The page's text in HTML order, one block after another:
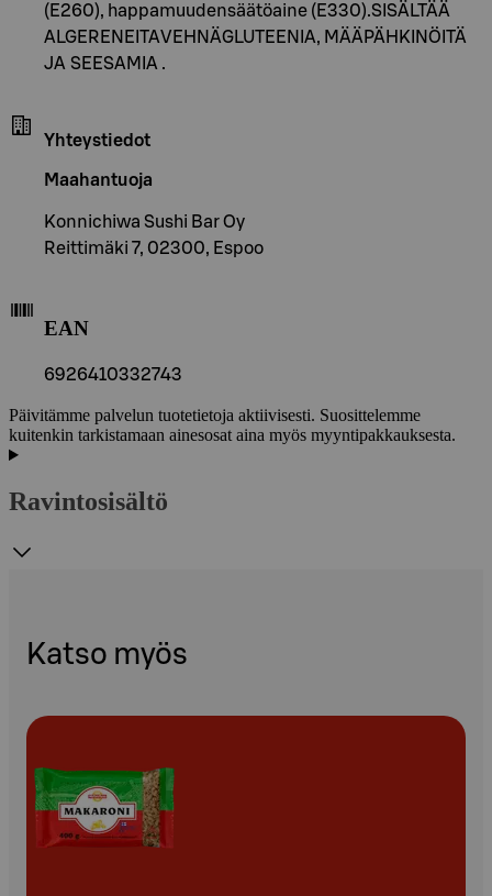
(E260), happamuudensäätöaine (E330).SISÄLTÄÄ
ALGERENEITAVEHNÄGLUTEENIA, MÄÄPÄHKINÖITÄ
JA SEESAMIA .
Yhteystiedot
Maahantuoja
Konnichiwa Sushi Bar Oy
Reittimäki 7, 02300, Espoo
EAN
6926410332743
Päivitämme palvelun tuotetietoja aktiivisesti. Suosittelemme
kuitenkin tarkistamaan ainesosat aina myös myyntipakkauksesta.
Ravintosisältö
Katso myös